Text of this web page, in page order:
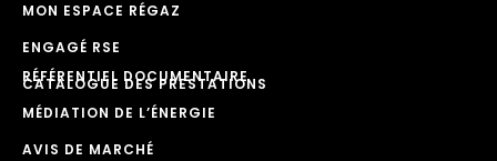
MON ESPACE RÉGAZ
ENGAGÉ RSE
CATALOGUE DES PRESTATIONS
RÉFÉRENTIEL DOCUMENTAIRE
MÉDIATION DE L’ÉNERGIE
AVIS DE MARCHÉ